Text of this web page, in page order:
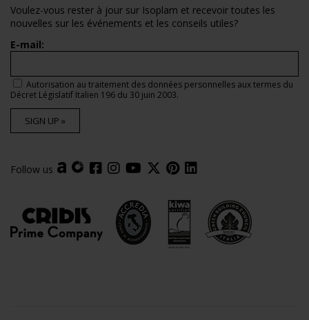
Voulez-vous rester à jour sur Isoplam et recevoir toutes les
nouvelles sur les événements et les conseils utiles?
E-mail:
Autorisation au traitement des données personnelles aux termes du
Décret Législatif Italien 196 du 30 juin 2003.
SIGN UP »
Follow us